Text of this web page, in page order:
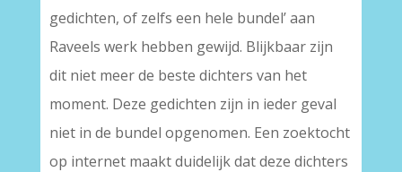
gedichten, of zelfs een hele bundel’ aan
Raveels werk hebben gewijd. Blijkbaar zijn
dit niet meer de beste dichters van het
moment. Deze gedichten zijn in ieder geval
niet in de bundel opgenomen. Een zoektocht
op internet maakt duidelijk dat deze dichters